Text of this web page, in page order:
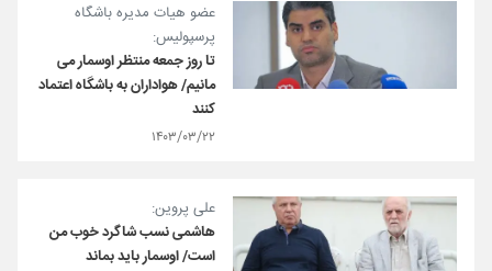
عضو هیات مدیره باشگاه
پرسپولیس:
تا روز جمعه منتظر اوسمار می
مانیم/ هواداران به باشگاه اعتماد
کنند
۱۴۰۳/۰۳/۲۲
علی پروین:
هاشمی نسب شاگرد خوب من
است/ اوسمار باید بماند